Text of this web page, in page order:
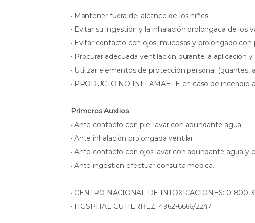
• Mantener fuera del alcance de los niños.
• Evitar su ingestión y la inhalación prolongada de los
• Evitar contacto con ojos, mucosas y prolongado con
• Procurar adecuada ventilación durante la aplicación y
• Utilizar elementos de protección personal
• PRODUCTO NO INFLAMABLE en caso de
Primeros Auxilios
• Ante contacto con piel lavar con abundante agua.
• Ante inhalación prolongada ventilar.
• Ante contacto con ojos lavar con abundante agua y
• Ante ingestión efectuar consulta médica.
• CENTRO NACIONAL DE INTOXICACIONES: 0-800-
• HOSPITAL GUTIERREZ: 4962-6666/2247